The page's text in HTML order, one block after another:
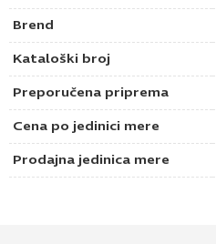
Brend
Kataloški broj
Preporučena priprema
Cena po jedinici mere
Prodajna jedinica mere